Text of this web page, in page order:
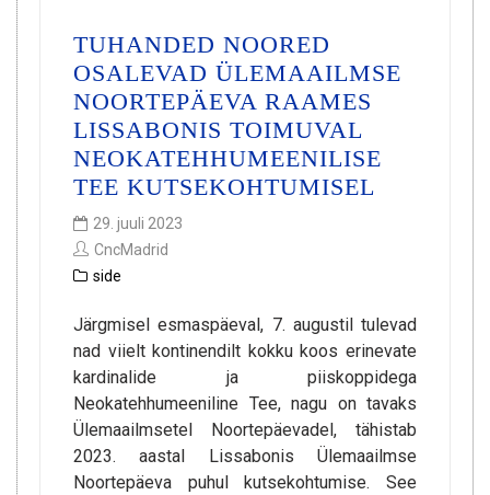
TUHANDED NOORED
OSALEVAD ÜLEMAAILMSE
NOORTEPÄEVA RAAMES
LISSABONIS TOIMUVAL
NEOKATEHHUMEENILISE
TEE KUTSEKOHTUMISEL
29. juuli 2023
CncMadrid
side
Järgmisel esmaspäeval, 7. augustil tulevad
nad viielt kontinendilt kokku koos erinevate
kardinalide ja piiskoppidega
Neokatehhumeeniline Tee, nagu on tavaks
Ülemaailmsetel Noortepäevadel, tähistab
2023. aastal Lissabonis Ülemaailmse
Noortepäeva puhul kutsekohtumise. See